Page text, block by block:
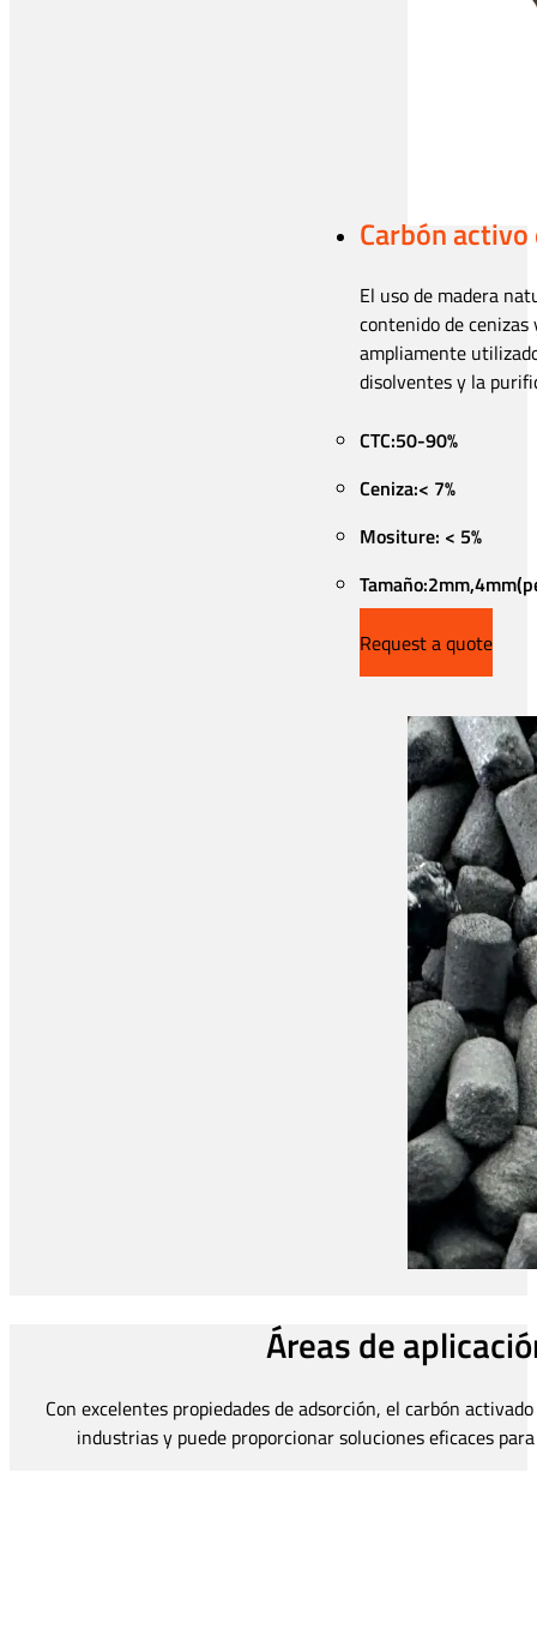
Carbón
El uso de madera
contenido de cenizas
ampliamente
disolventes y la
CTC:50-90%
Ceniza:< 7%
Mositure: < 5%
Request a quote
Áreas de
Con excelentes propiedades de adsorción, el carbón
industrias y puede proporcionar soluciones eficaces